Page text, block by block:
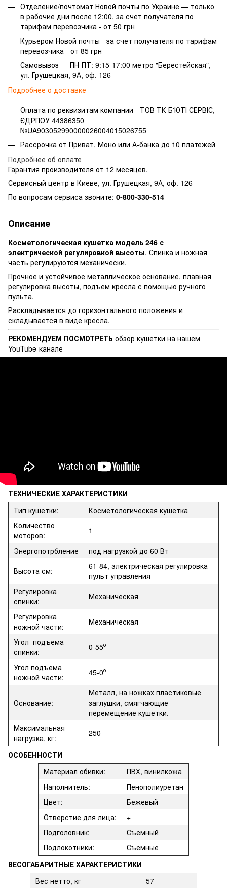
Отделение/почтомат Новой почты по Украине — только
в рабочие дни после 12:00, за счет получателя по
тарифам перевозчика - от 50 грн
Курьером Новой почты - за счет получателя по тарифам
перевозчика - от 85 грн
Самовывоз — ПН-ПТ: 9:15-17:00 метро "Берестейская",
ул. Грушецкая, 9А, оф. 126
Подробнее о доставке
Оплата по реквизитам компании - ТОВ ТК Б'ЮТІ СЕРВІС,
ЄДРПОУ 44386350
№UA903052990000026004015026755
Рассрочка от Приват, Моно или А-банка до 10 платежей
Подробнее об оплате
Гарантия производителя от 12 месяцев.
Сервисный центр в Киеве, ул. Грушецкая, 9А, оф. 126
По вопросам сервиса звоните: 0-800-330-514
Описание
Косметологическая кушетка модель 246 с
электрической регулировкой высоты. Спинка и ножная
часть регулируются механически.
Прочное и устойчивое металлическое основание, плавная
регулировка высоты, подъем кресла с помощью ручного
пульта.
Раскладывается до горизонтального положения и
складывается в виде кресла.
РЕКОМЕНДУЕМ ПОСМОТРЕТЬ обзор кушетки на нашем
YouTube-канале
ТЕХНИЧЕСКИЕ ХАРАКТЕРИСТИКИ
Тип кушетки:
Косметологическая кушетка
Количество
моторов:
1
Энергопотрбление
под нагрузкой до 60 Вт
Высота см:
61-84, электрическая регулировка -
пульт управления
Регулировка
спинки:
Механическая
Регулировка
ножной части:
Механическая
Угол подъема
спинки:
0-55о
Угол подъема
ножной части:
45-0о
Основание:
Металл, на ножках пластиковые
заглушки, смягчающие
перемещение кушетки.
Максимальная
нагрузка, кг:
250
ОСОБЕННОСТИ
Материал обивки:
ПВХ, винилкожа
Наполнитель:
Пенополиуретан
Цвет:
Бежевый
Отверстие для лица:
+
Подголовник:
Съемный
Подлокотники:
Съемные
ВЕСОГАБАРИТНЫЕ ХАРАКТЕРИСТИКИ
Вес нетто, кг
57